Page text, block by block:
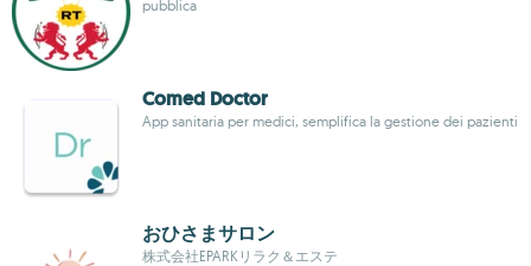
pubblica
Comed Doctor
App sanitaria per medici, semplifica la gestione dei pazienti
おひさまサロン
株式会社EPARKリラク＆エステ